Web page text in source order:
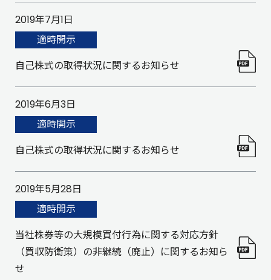
2019年7月1日
適時開示
自己株式の取得状況に関するお知らせ
2019年6月3日
適時開示
自己株式の取得状況に関するお知らせ
2019年5月28日
適時開示
当社株券等の大規模買付行為に関する対応方針
（買収防衛策）の非継続（廃止）に関するお知ら
せ